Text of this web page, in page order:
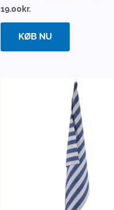
19.00kr.
KØB NU